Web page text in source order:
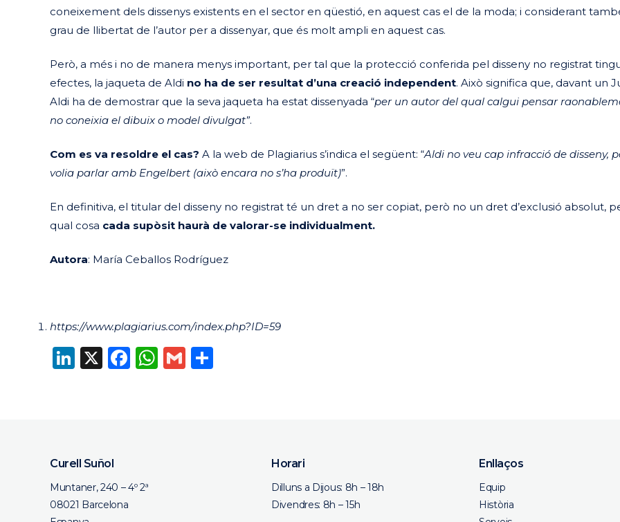
coneixement dels dissenys existents en el sector en qüestió, en aquest cas el de la moda; i considerant
grau de llibertat de l’autor per a dissenyar, que és molt ampli en aquest cas.
Però, a més i no de manera menys important, per tal que la protecció conferida pel disseny no registrat
efectes, la jaqueta de Aldi no ha de ser resultat d’una creació independent. Això significa que, davant un
Aldi ha de demostrar que la seva jaqueta ha estat dissenyada “per un autor del qual calgui pensar
no coneixia el dibuix o model divulgat”.
Com es va resoldre el cas? A la web de Plagiarius s’indica el següent: “Aldi no veu cap infracció de disseny,
volia parlar amb Engelbert (això encara no s’ha produït)”.
En definitiva, el titular del disseny no registrat té un dret a no ser copiat, però no un dret d’exclusió absolut,
qual cosa cada supòsit haurà de valorar-se individualment.
Autora: María Ceballos Rodríguez
https://www.plagiarius.com/index.php?ID=59
LinkedIn
X Facebook
WhatsApp
Gmail
Curell Suñol
Muntaner, 240 – 4º 2ª
08021 Barcelona
Horari
Dilluns a Dijous: 8h – 18h
Divendres: 8h – 15h
Enllaços
Equip
Història